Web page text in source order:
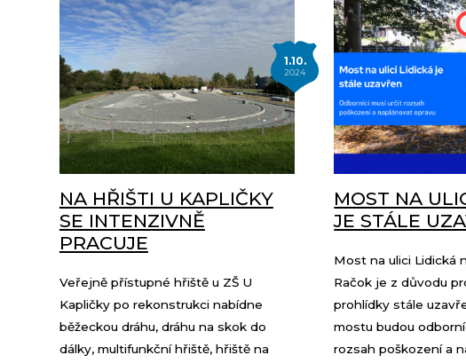
1.10.
2024
NA HŘIŠTI U KAPLIČKY
SE INTENZIVNĚ
PRACUJE
Veřejně přístupné hřiště u ZŠ U
Kapličky po rekonstrukci nabídne
běžeckou dráhu, dráhu na skok do
dálky, multifunkční hřiště, hřiště na
MOST NA
JE STÁLE
Most na ulici Lidická
Račok je z důvodu
prohlídky stále
mostu budou
rozsah poškození a